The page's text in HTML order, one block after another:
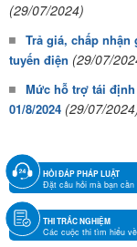
(29/07/2024)
Trả giá, chấp
tuyến điện (29/07/
Mức hỗ trợ tái
01/8/2024 (29/07/
HỎI ĐÁP PHÁP LUẬT
Đặt câu hỏi mà bạn cần
THI TRẮC NGHIỆM
Các cuộc thi tìm hiểu